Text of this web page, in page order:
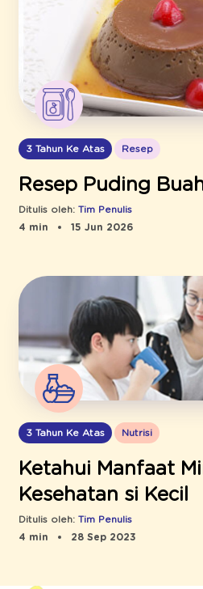
3 Tahun Ke Atas Resep
Resep Puding
Ditulis oleh: Tim Penulis
4 min
15 Jun 2026
3 Tahun Ke Atas Nutrisi
Ketahui Manfaat
Kesehatan si Kecil
Ditulis oleh: Tim Penulis
4 min
28 Sep 2023